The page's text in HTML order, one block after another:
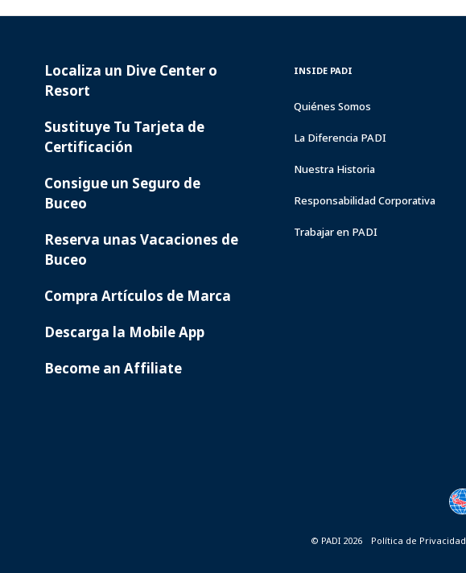
PADI
SERVICES
Localiza un Dive Center o
Resort
Sustituye Tu Tarjeta de
Certificación
Consigue un Seguro de
Buceo
Reserva unas Vacaciones de
Buceo
Compra Artículos de Marca
Descarga la Mobile App
Become an Affiliate
INSIDE
INSIDE PADI
Quiénes Somos
La Diferencia PADI
Nuestra Historia
Responsabilidad Corporativa
Trabajar en PADI
© PADI 2026 Política de Privacidad